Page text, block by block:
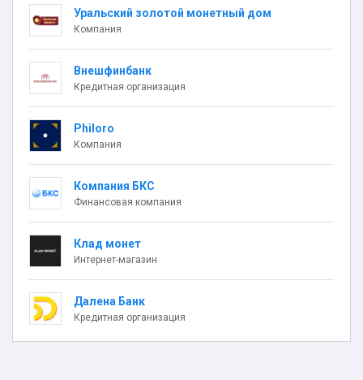
Уральский золотой монетный дом
Компания
Внешфинбанк
Кредитная организация
Philoro
Компания
Компания БКС
Финансовая компания
Клад монет
Интернет-магазин
Далена Банк
Кредитная организация